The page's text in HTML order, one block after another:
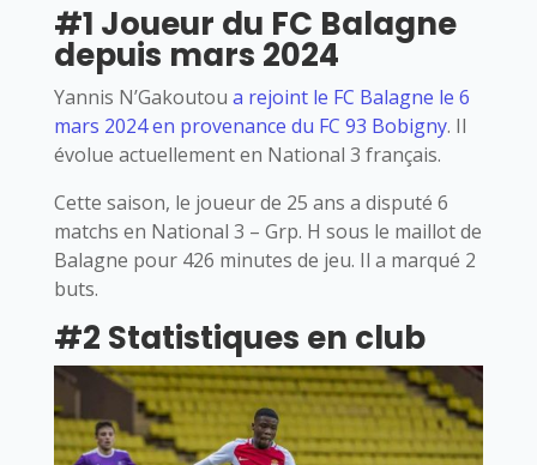
#1 Joueur du FC Balagne
depuis mars 2024
Yannis N’Gakoutou a rejoint le FC Balagne le 6
mars 2024 en provenance du FC 93 Bobigny. Il
évolue actuellement en National 3 français.
Cette saison, le joueur de 25 ans a disputé 6
matchs en National 3 – Grp. H sous le maillot de
Balagne pour 426 minutes de jeu. Il a marqué 2
buts.
#2 Statistiques en club